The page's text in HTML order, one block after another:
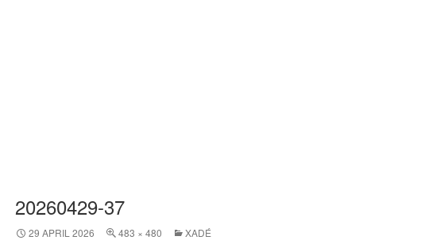
20260429-37
29 APRIL 2026 483 × 480 XADÉ